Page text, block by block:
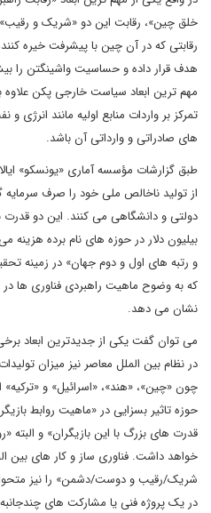
خلق چین»، رقابت این دو «شریک و
رقابتی که در آن چین با پیشرفت خیره
هدف قرار داده و حساسیت واشینگتن را
مهم ترین ابعاد سیاست خارجی پکن علاوه
تمرکز بر واردات منابع اولیه مانند
های صادراتی و وارداتی آن باشد.
از تولید ناخالص ملی خود را صرف
بیلیون دلار در حوزه های نام برده هزینه
و رتبه های اول و دوم جهان» در زمینه
که به وضوح ماهیت راهبردی فناوری ها در
نشان می دهد.
می توان گفت یکی از جدیدترین ابعاد
در نظام بین الملل معاصر نیز میزان
چون «چین»، «هند»، «اسرائیل» و
حوزه تاثیر بسزایی در «ماهیت روابط
قدرت های بزرگ با این بازیگران» و البته
خواهد داشت. فناوری ساز و کار های بین
شریک/رقیب و دوست/دشمن» را نیز
در یک پروژه فنی یا مشارکت های چندجانبه